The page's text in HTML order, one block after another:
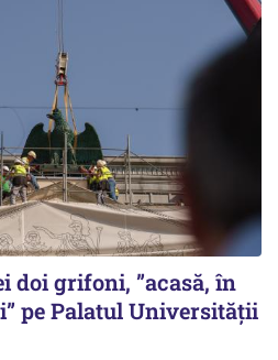
doi grifoni, ”acasă, în
pe Palatul Universității